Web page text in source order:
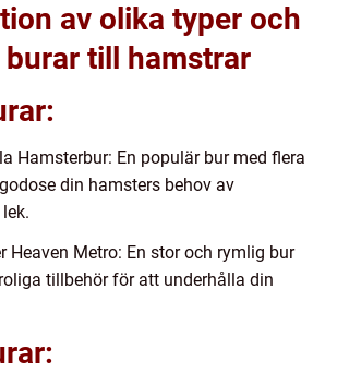
av olika typer och
till hamstrar
Hamsterbur: En populär bur med flera
din hamsters behov av
Heaven Metro: En stor och rymlig bur
tillbehör för att underhålla din